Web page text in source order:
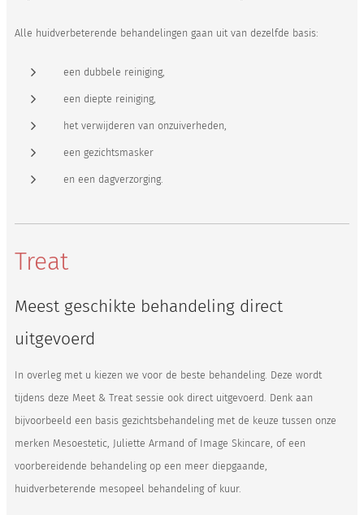
Alle huidverbeterende behandelingen gaan uit van dezelfde basis:
een dubbele reiniging,
een diepte reiniging,
het verwijderen van onzuiverheden,
een gezichtsmasker
en een dagverzorging.
Treat
Meest geschikte behandeling direct
uitgevoerd
In overleg met u kiezen we voor de beste behandeling. Deze wordt
tijdens deze Meet & Treat sessie ook direct uitgevoerd. Denk aan
bijvoorbeeld een basis gezichtsbehandeling met de keuze tussen onze
merken Mesoestetic, Juliette Armand of Image Skincare, of een
voorbereidende behandeling op een meer diepgaande,
huidverbeterende mesopeel behandeling of kuur.